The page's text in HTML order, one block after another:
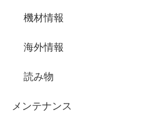
機材情報
海外情報
読み物
メンテナンス